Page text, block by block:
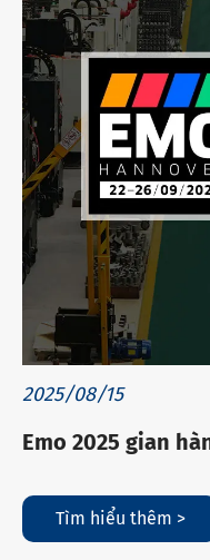
2025/08/15
Emo 2025 gian
Tìm hiểu thêm >